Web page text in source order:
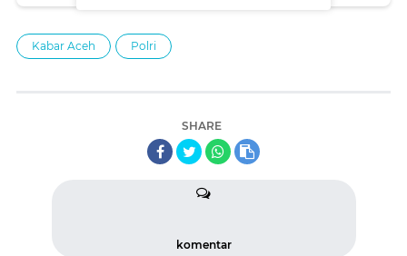
Kabar Aceh Polri
SHARE
komentar